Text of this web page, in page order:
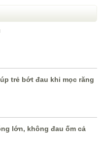
trẻ bớt đau khi mọc răng
lớn, không đau ốm cả